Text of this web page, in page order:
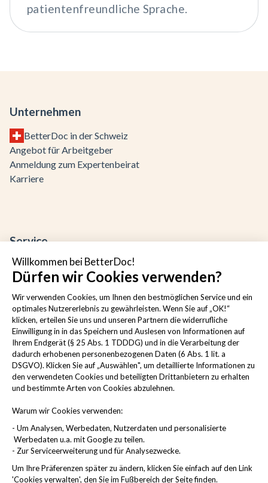
Willkommen bei BetterDoc!
Dürfen wir Cookies verwenden?
Wir verwenden Cookies, um Ihnen den bestmöglichen Service und ein
optimales Nutzererlebnis zu gewährleisten. Wenn Sie auf „OK!“
klicken, erteilen Sie uns und unseren Partnern die widerrufliche
Einwilligung in in das Speichern und Auslesen von Informationen auf
Ihrem Endgerät (§ 25 Abs. 1 TDDDG) und in die Verarbeitung der
dadurch erhobenen personenbezogenen Daten (6 Abs. 1 lit. a
DSGVO). Klicken Sie auf „Auswählen", um detaillierte Informationen zu
den verwendeten Cookies und beteiligten Drittanbietern zu erhalten
und bestimmte Arten von Cookies abzulehnen.
Warum wir Cookies verwenden:
- Um Analysen, Werbedaten, Nutzerdaten und personalisierte
Werbedaten u.a. mit Google zu teilen.
- Zur Serviceerweiterung und für Analysezwecke.
Um Ihre Präferenzen später zu ändern, klicken Sie einfach auf den Link
'Cookies verwalten', den Sie im Fußbereich der Seite finden.
patientenfreundliche Sprache.
Unternehmen
BetterDoc in der Schweiz
Angebot für Arbeitgeber
Anmeldung zum Expertenbeirat
Karriere
Service
Kontakt
Häufige Fragen
Cookies verwalten
Rechtliche Hinweise
Impressum
AGB
Datenschutzbestimmungen
Compliance
Barrierefreiheitserklärung
Widerruf erklären